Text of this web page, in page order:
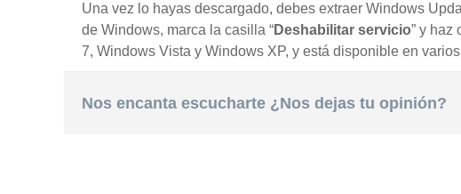
Una vez lo hayas descargado, debes extraer Windows
de Windows, marca la casilla “Deshabilitar servicio” y haz
7, Windows Vista y Windows XP, y está disponible en
Nos encanta escucharte ¿Nos dejas tu opinión?